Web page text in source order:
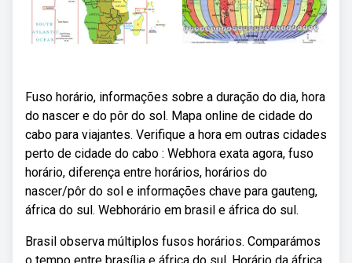
Fuso horário, informações sobre a duração do dia, hora
do nascer e do pôr do sol. Mapa online de cidade do
cabo para viajantes. Verifique a hora em outras cidades
perto de cidade do cabo : Webhora exata agora, fuso
horário, diferença entre horários, horários do
nascer/pôr do sol e informações chave para gauteng,
áfrica do sul. Webhorário em brasil e áfrica do sul.
Brasil observa múltiplos fusos horários. Comparámos